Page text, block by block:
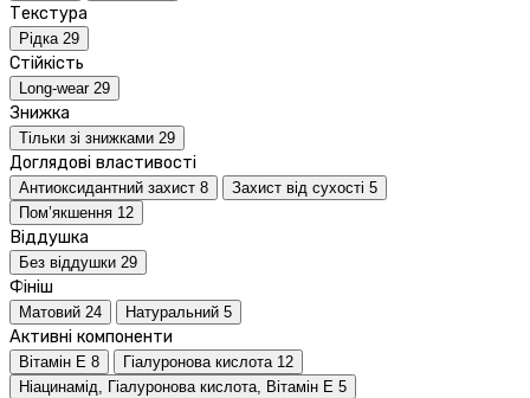
Текстура
Рідка 29
Стійкість
Long-wear 29
Знижка
Тільки зі знижками 29
Доглядові властивості
Антиоксидантний захист 8 Захист від сухості 5
Пом’якшення 12
Віддушка
Без віддушки 29
Фініш
Матовий 24 Натуральний 5
Активні компоненти
Вітамін Е 8 Гіалуронова кислота 12
Ніацинамід, Гіалуронова кислота, Вітамін Е 5